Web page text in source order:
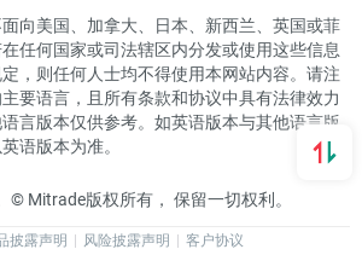
向美国、加拿大、日本、新西兰、英国或菲
任何国家或司法辖区内分发或使用这些信息
，则任何人士均不得使用本网站内容。请注
要语言，且所有条款和协议中具有法律效力
言版本仅供参考。如英语版本与其他语言版
语版本为准。
© Mitrade版权所有， 保留一切权利。
披露声明 风险披露声明 客户协议